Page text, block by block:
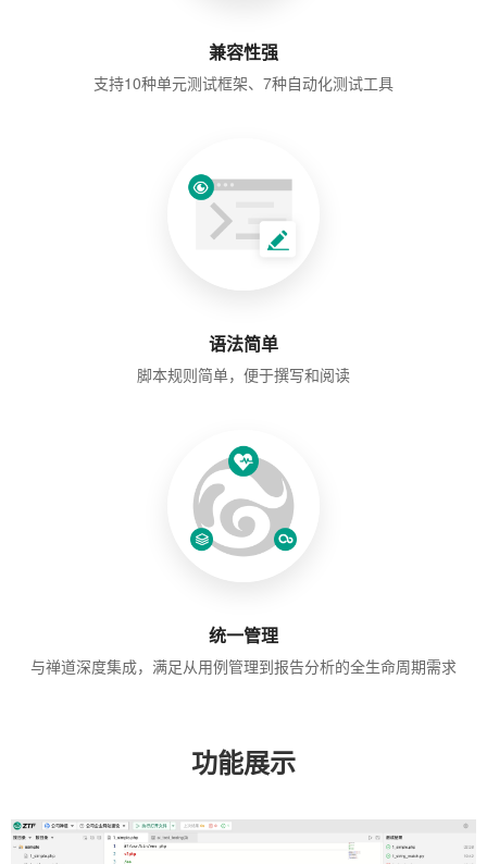
兼容性强
支持10种单元测试框架、7种自动化测试工具
语法简单
脚本规则简单，便于撰写和阅读
统一管理
与禅道深度集成，满足从用例管理到报告分析的全生命周期需求
功能展示